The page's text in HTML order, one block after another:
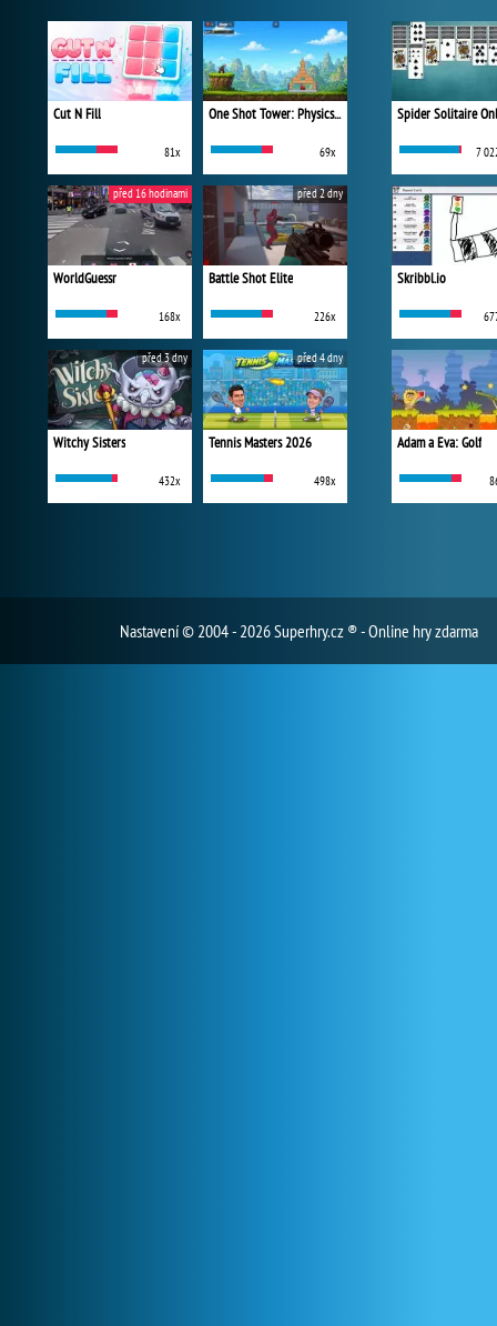
Cut N Fill
81x
One Shot Tower: Physics Destroyer
69x
WorldGuessr
168x
před 16 hodinami
Battle Shot Elite
226x
před 2 dny
Witchy Sisters
432x
před 3 dny
Tennis Masters 2026
498x
před 4 dny
Spider Solitaire
7
Skribbl.io
Adam a Eva: Golf
Nastavení© 2004 - 2026 Superhry.cz ® - Online hry zdarma